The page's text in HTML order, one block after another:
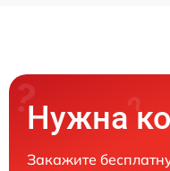
Нужна
Закажите